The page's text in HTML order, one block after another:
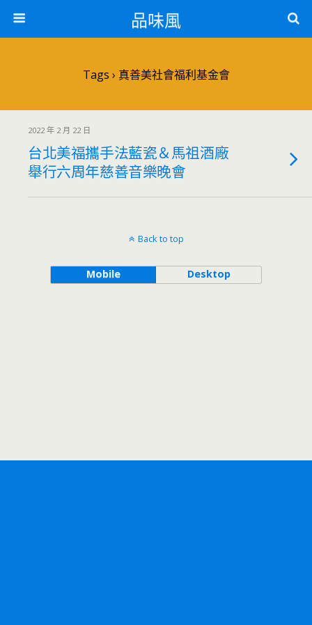
品味風
Tags › 真善美社會福利基金會
2022 年 2 月 22 日
台北美福攜手法藍瓷＆馬祖酒廠
舉行六周年慈善音樂晚會
Back to top
Mobile Desktop